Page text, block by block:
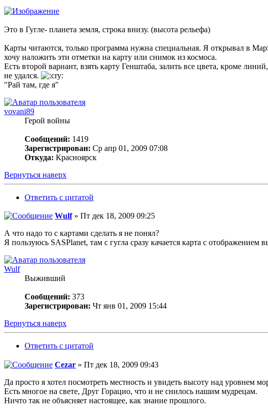
Это в Гугле- планета земля, строка внизу. (высота рельефа)
Карты читаются, только программа нужна специальная. Я открывал в
хочу наложить эти отметки на карту или снимок из космоса.
Есть второй вариант, взять карту Генштаба, залить все цвета, кроме
не удался.
"Рай там, где я"
vovani89
Герой войны
Сообщений: 1419
Зарегистрирован: Ср апр 01, 2009 07:08
Откуда: Красноярск
Вернуться наверх
Ответить с цитатой
Wulf» Пт дек 18, 2009 09:25
А что надо то с картами сделать я не понял?
Я пользуюсь SASPlanet, там с гугла сразу качается карта с
Wulf
Выживший
Сообщений: 373
Зарегистрирован: Чт янв 01, 2009 15:44
Вернуться наверх
Ответить с цитатой
Cezar » Пт дек 18, 2009 09:43
Да просто я хотел посмотреть местность и увидеть высоту над уровнем
Есть многое на свете, Друг Горацио, что и не снилось нашим мудрецам.
Ничто так не объясняет настоящее, как знание прошлого.